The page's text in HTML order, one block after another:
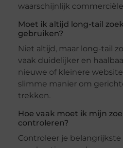
waarschijnlijk
Moet ik altijd long-tail
gebruiken?
Niet altijd, maar long-tail
vaak duidelijker en
nieuwe of kleinere
slimme manier om
trekken.
Hoe vaak moet ik mijn
controleren?
Controleer je